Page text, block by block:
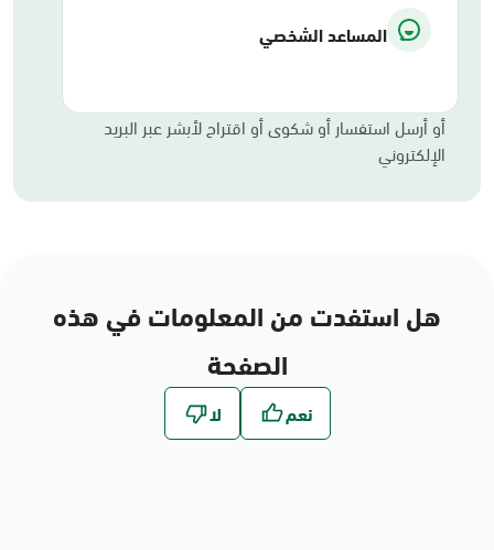
المساعد الشخصي
أو أرسل استفسار أو شكوى أو اقتراح لأبشر عبر البريد
الإلكتروني
هل استفدت من المعلومات في هذه
الصفحة